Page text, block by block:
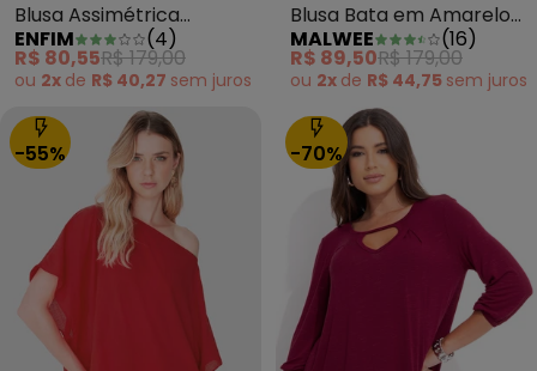
Blusa Assimétrica
Acetinada Off White
ENFIM (4)
R$ 80,55R$ 179,00
ou 2x de R$ 40,27 sem juros
Blusa Bata em Amarelo
Mostarda
MALWEE (16)
R$ 89,50R$ 179,00
ou 2x de R$ 44,75 sem juros
-55% -70%